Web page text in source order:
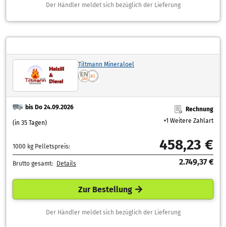
Der Händler meldet sich bezüglich der Lieferung
Tiltmann Mineraloel
bis Do 24.09.2026
(in 35 Tagen)
Rechnung
+1 Weitere Zahlart
1000 kg Pelletspreis: 458,23 €
Brutto gesamt: Details 2.749,37 €
Zur Bestellung
Der Händler meldet sich bezüglich der Lieferung